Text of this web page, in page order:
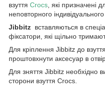
взуття Crocs , які призначені
неповторного
Jibbitz вставляються в
фіксатори, які щільно
Для кріплення Jibbitz до
проштовхнути аксесуар в
Для зняття Jibbitz необхідно
сторони взуття Сrocs.